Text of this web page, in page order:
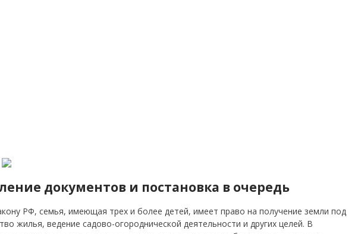
документов и постановка в очередь
РФ, семья, имеющая трех и более детей, имеет право на получение земли под
жилья, ведение садово-огороднической деятельности и других целей. В